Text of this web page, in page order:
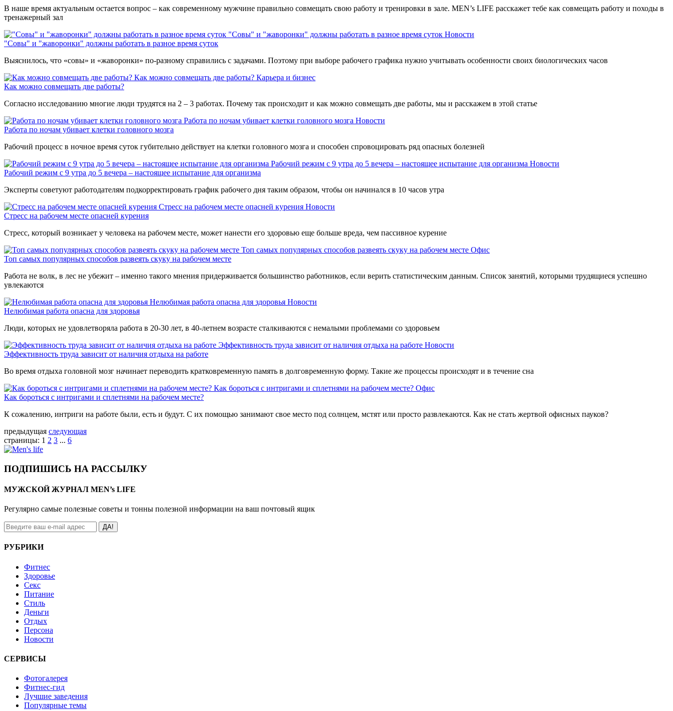
В наше время актуальным остается вопрос – как современному мужчине правильно совмещать свою работу и тренировки в зале. MEN’s LIFE расскажет тебе как совмещать работу и походы в
тренажерный зал
"Совы" и "жаворонки" должны работать в разное время суток Новости
"Совы" и "жаворонки" должны работать в разное время суток
Выяснилось, что «совы» и «жаворонки» по-разному справились с задачами. Поэтому при выборе рабочего графика нужно учитывать особенности своих биологических часов
Как можно совмещать две работы? Карьера и бизнес
Как можно совмещать две работы?
Согласно исследованию многие люди трудятся на 2 – 3 работах. Почему так происходит и как можно совмещать две работы, мы и расскажем в этой статье
Работа по ночам убивает клетки головного мозга Новости
Работа по ночам убивает клетки головного мозга
Рабочий процесс в ночное время суток губительно действует на клетки головного мозга и способен спровоцировать ряд опасных болезней
Рабочий режим с 9 утра до 5 вечера – настоящее испытание для организма Новости
Рабочий режим с 9 утра до 5 вечера – настоящее испытание для организма
Эксперты советуют работодателям подкорректировать график рабочего дня таким образом, чтобы он начинался в 10 часов утра
Стресс на рабочем месте опасней курения Новости
Стресс на рабочем месте опасней курения
Стресс, который возникает у человека на рабочем месте, может нанести его здоровью еще больше вреда, чем пассивное курение
Топ самых популярных способов развеять скуку на рабочем месте Офис
Топ самых популярных способов развеять скуку на рабочем месте
Работа не волк, в лес не убежит – именно такого мнения придерживается большинство работников, если верить статистическим данным. Список занятий, которыми трудящиеся успешно
увлекаются
Нелюбимая работа опасна для здоровья Новости
Нелюбимая работа опасна для здоровья
Люди, которых не удовлетворяла работа в 20-30 лет, в 40-летнем возрасте сталкиваются с немалыми проблемами со здоровьем
Эффективность труда зависит от наличия отдыха на работе Новости
Эффективность труда зависит от наличия отдыха на работе
Во время отдыха головной мозг начинает переводить кратковременную память в долговременную форму. Такие же процессы происходят и в течение сна
Как бороться с интригами и сплетнями на рабочем месте? Офис
Как бороться с интригами и сплетнями на рабочем месте?
К сожалению, интриги на работе были, есть и будут. С их помощью занимают свое место под солнцем, мстят или просто развлекаются. Как не стать жертвой офисных пауков?
предыдущая следующая
страницы: 1 2 3 ... 6
ПОДПИШИСЬ НА РАССЫЛКУ
МУЖСКОЙ ЖУРНАЛ MEN’s LIFE
Регулярно самые полезные советы и тонны полезной информации на ваш почтовый ящик
ДА!
РУБРИКИ
Фитнес
Здоровье
Секс
Питание
Стиль
Деньги
Отдых
Персона
Новости
СЕРВИСЫ
Фотогалерея
Фитнес-гид
Лучшие заведения
Популярные темы